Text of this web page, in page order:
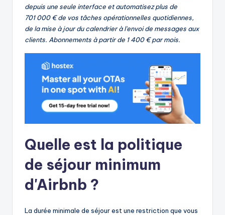
depuis une seule interface et automatisez plus de
701 000 € de vos tâches opérationnelles quotidiennes,
de la mise à jour du calendrier à l'envoi de messages aux
clients. Abonnements à partir de 1 400 € par mois.
Quelle est la politique
de séjour minimum
d'Airbnb ?
La durée minimale de séjour est une restriction que vous